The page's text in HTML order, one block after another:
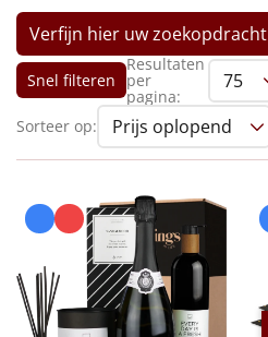
Leuke
Goedkope
Uniek
Artikel
Hitster NIEUW
Pizzarette
Verfijn hier uw zoekopdracht
Snel filteren
Resultaten
per
pagina:
Sorteer op: